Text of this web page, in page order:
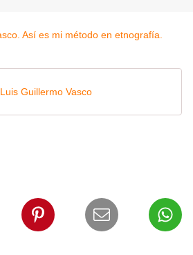
Luis Guillermo Vasco